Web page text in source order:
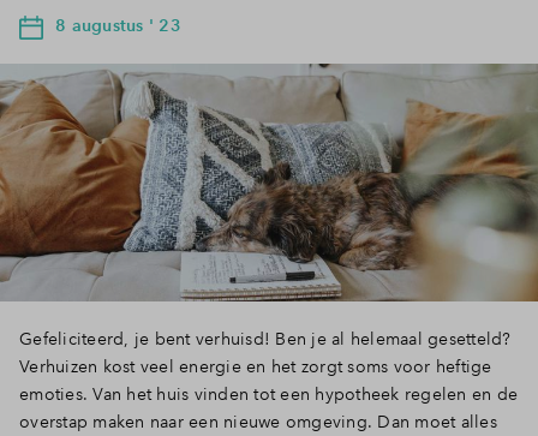
Inloggen
8 augustus ' 23
Gefeliciteerd, je bent verhuisd! Ben je al helemaal gesetteld?
Verhuizen kost veel energie en het zorgt soms voor heftige
emoties. Van het huis vinden tot een hypotheek regelen en de
overstap maken naar een nieuwe omgeving. Dan moet alles